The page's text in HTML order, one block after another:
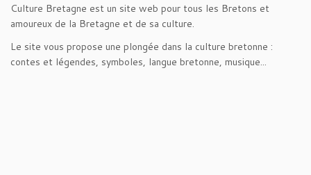
Culture Bretagne est un site web pour tous les Bretons et
amoureux de la Bretagne et de sa culture.
Le site vous propose une plongée dans la culture bretonne :
contes et légendes, symboles, langue bretonne, musique...